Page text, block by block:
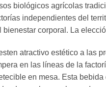
biológicos agrícolas
independientes del
corporal. La
atractivo estético a las
en las líneas de la
en mesa. Esta